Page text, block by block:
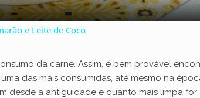
y
i
e Leite de Coco
da carne. Assim, é bem provável
das mais consumidas, até mesmo na
desde a antiguidade e quanto mais limpa